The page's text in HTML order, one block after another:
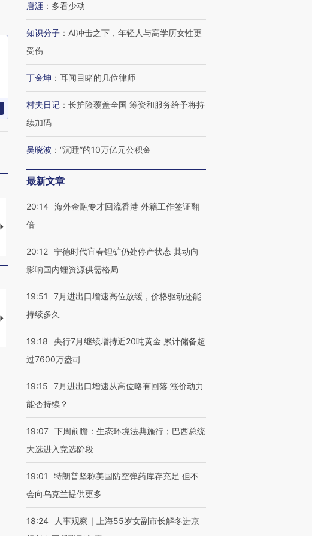
马航飞行员跨国走私7万
粒摇头丸 尿检体内含3种
度Z世代 用街头抗争将教
育部长拱下台
机”？难民潮撕裂西班牙
飞地休达
【推广】走进第四届链博
会，让数智科技“链”接产
【特别呈现】寻找100种
有意思的生活方式·第三对
CFO：不靠规模取胜，华
住三大增长引擎是什么？
唐涯 ： 多看少动
知识分子 ： AI冲击之下，年轻人与高学历女性更
受伤
丁金坤 ： 耳闻目睹的几位律师
村夫日记 ： 长护险覆盖全国 筹资和服务给予将持
续加码
吴晓波 ： “沉睡”的10万亿元公积金
最新文章
20:14 海外金融专才回流香港 外籍工作签证翻
倍
20:12 宁德时代宜春锂矿仍处停产状态 其动向
影响国内锂资源供需格局
19:51
7月进出口增速高位放缓，价格驱动还能
持续多久
19:18
央行7月继续增持近20吨黄金 累计储备超
过7600万盎司
19:15
7月进出口增速从高位略有回落 涨价动力
能否持续？
19:07 下周前瞻：生态环境法典施行；巴西总统
大选进入竞选阶段
19:01
特朗普坚称美国防空弹药库存充足 但不
会向乌克兰提供更多
18:24
人事观察｜上海55岁女副市长解冬进京